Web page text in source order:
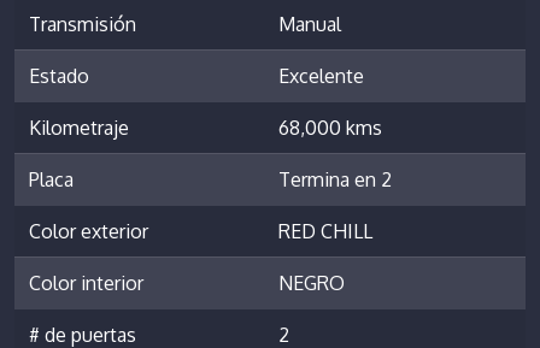
Transmisión Manual
Estado Excelente
Kilometraje 68,000 kms
Placa Termina en 2
Color exterior RED CHILL
Color interior NEGRO
# de puertas 2